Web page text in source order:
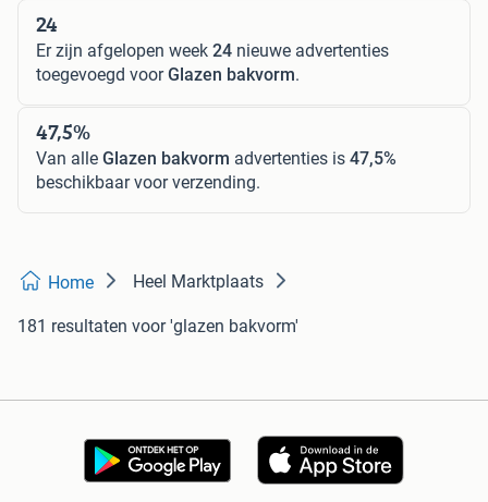
24
Er zijn afgelopen week 24 nieuwe advertenties
toegevoegd voorGlazen bakvorm.
47,5%
Van alle Glazen bakvorm advertenties is 47,5%
beschikbaar voor verzending.
Home Heel Marktplaats
181 resultaten voor 'glazen bakvorm'